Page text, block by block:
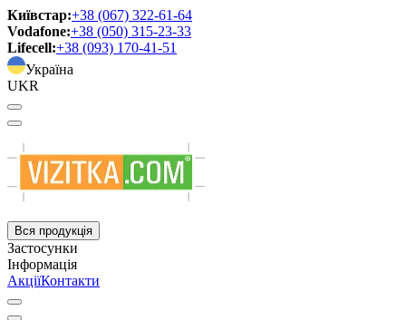
Київстар:+38 (067) 322-61-64
Vodafone:+38 (050) 315-23-33
Lifecell:+38 (093) 170-41-51
Україна
UKR
Вся продукція
Застосунки
Інформація
АкціїКонтакти